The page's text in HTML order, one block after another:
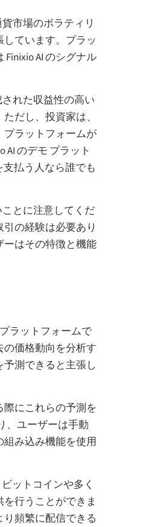
市場のボラティリ
ています。プラッ
AI のシグナル
れた収益性の高い
だし、投資家は、
ラットフォームが
のデモ プラット
払う人なら誰でも
とに注意してくだ
の経験は必要あり
ーはその特徴と機能
ラットフォームで
価格動向を分析す
測できると主張し
にこれらの予測を
、ユーザーは手動
み込み機能を使用
ットコインや多く
行うことができま
頻繁に配信できる